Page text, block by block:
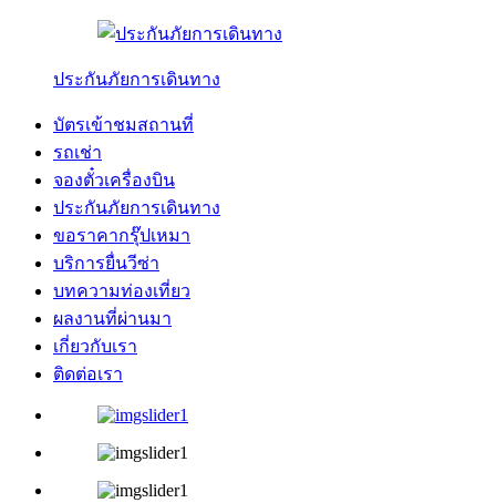
ประกันภัยการเดินทาง
บัตรเข้าชมสถานที่
รถเช่า
จองตั๋วเครื่องบิน
ประกันภัยการเดินทาง
ขอราคากรุ๊ปเหมา
บริการยื่นวีซ่า
บทความท่องเที่ยว
ผลงานที่ผ่านมา
เกี่ยวกับเรา
ติดต่อเรา